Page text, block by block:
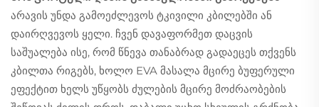
არავის უნდა გამოეძლევოს ტკივილი კბილებში ან
დაირღვევოს ყელი. ჩვენ დავაფორმეთ დაცვის
საშუალება ისე, რომ წნევა თანაბრად გადაეცეს თქვენს
კბილთა რიგებს, ხოლო EVA მასალა მცირე ბუფერული
ეფექტით ხელს უწყობს ძულების მცირე მოძრაობების